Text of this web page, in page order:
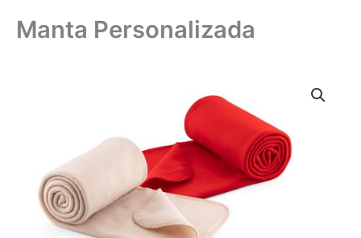
Manta Personalizada